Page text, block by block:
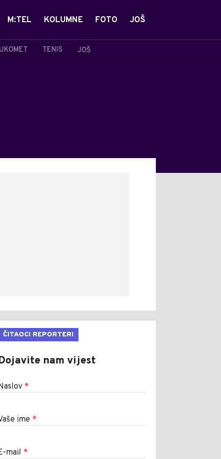
TENIS JOŠ
M:TEL KOLUMNE FOTO JOŠ
ČITAOCI REPORTERI
nam vijest
*
ime *
mail *